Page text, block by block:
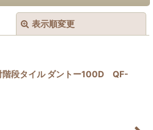
表示順変更
段タイル ダントー100D QF-